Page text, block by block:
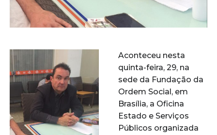
Aconteceu nesta
quinta-feira, 29, na
sede da Fundação da
Ordem Social, em
Brasília, a Oficina
Estado e Serviços
Públicos organizada